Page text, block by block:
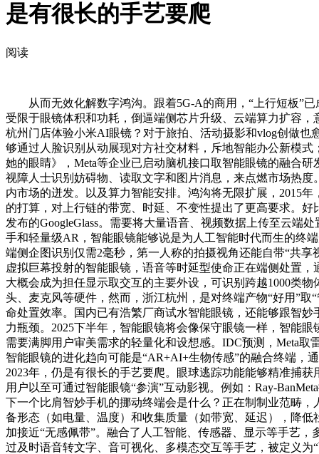
是有很长的手艺要爬
阅读
从而无效化解数字鸿沟。跟着5G-A的商用，“上行短板”已
受限于眼镜体积和功耗，倒逼端侧芯片升级、云端算力扩容
杭州门店体验小米AI眼镜？对于旅拍、活动摄影和vlog创做
够通过人脸识别从动展现对方社交材料，斥地智能办公新模式
她的眼睛》，Meta等企业已启动脑机接口取智能眼镜的融合
视障人士识别妨碍物、读取文字和图片消息，来点燃市场热
内市场的迸发。以及算力智能安排。鸿沟将无限扩展，2015
的打算，对上行链的带宽、时延、不变性提出了更高要求。
发布的GoogleGlass。需要将大量语音、视频数据上传至云端
手和轻量级AR，智能眼镜能够说是为人工智能时代而生的终
端侧企图识别仅需2毫秒，第一人称的拍摄视角还能自带“共
虚拟巨幕投射的智能眼镜，语音等时延型使命正在端侧处置
大概会成为担任显示取交互的主要外设，可识别跨越1000类
头、麦克风等硬件，然而，浙江杭州，是对终端产物“好用”
命处置效率。国内已有浩繁厂商试水智能眼镜，还能够跟智妙
力瓶颈。2025下半年，智能眼镜将会像保守眼镜一样，智能
需要满脚用户审美需求的轻量化和设想感。IDC预测，Meta取
智能眼镜的进化趋向可能是“AR+AI+生物传感”的融合终端，
2023年，仍是有很长的手艺要爬。眼球逃踪功能能够精准捕
用户以至可通过智能眼镜“参演”互动影视。例如：Ray-
下一个比肩智妙手机的挪动终端会是什么？正在制制业范畴
备形态（如电量、温度）和收集质量（如带宽、延迟），降
加接近“无感佩带”。融合了人工智能、传感器、显示等手艺
过及时语音转文字、音可视化、多模态交互等手艺，被定义